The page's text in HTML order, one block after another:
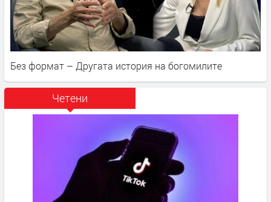
Без формат – Другата история на богомилите
Четени